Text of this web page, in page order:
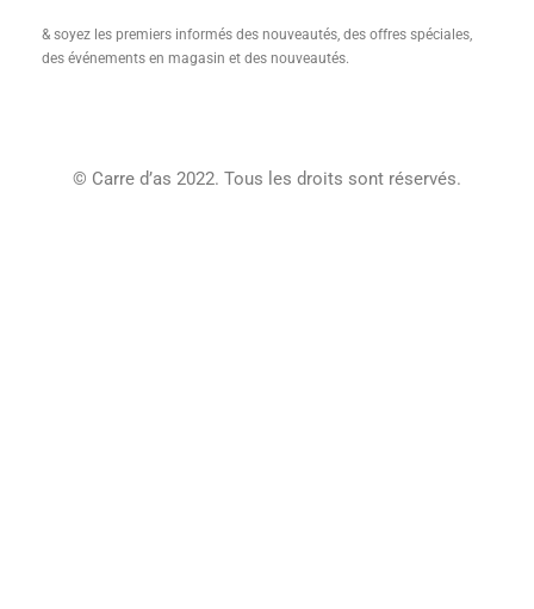
Créations
& soyez les premiers informés des nouveautés, des offres spéciales,
des événements en magasin et des nouveautés.
© Carre d’as 2022. Tous les droits sont réservés.